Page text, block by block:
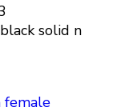
solid n